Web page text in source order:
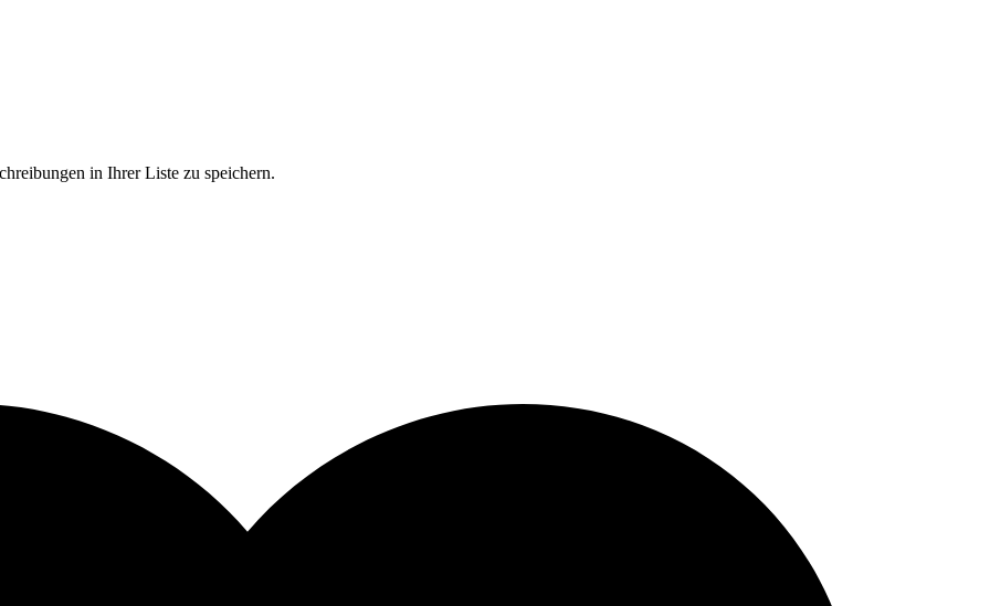
in Ihrer Liste zu speichern.